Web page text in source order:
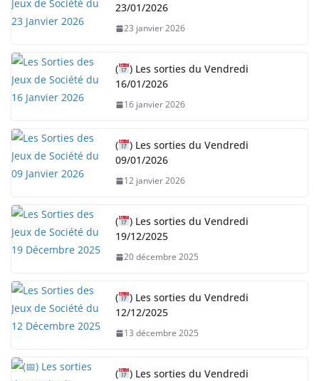
23/01/2026
23 janvier 2026
(
) Les sorties du Vendredi
16/01/2026
16 janvier 2026
(
) Les sorties du Vendredi
09/01/2026
12 janvier 2026
(
) Les sorties du Vendredi
19/12/2025
20 décembre 2025
(
) Les sorties du Vendredi
12/12/2025
13 décembre 2025
(
) Les sorties du Vendredi